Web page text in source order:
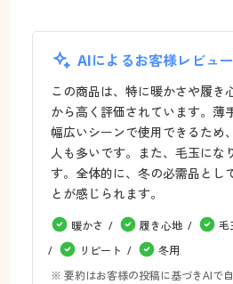
AIによるお客様レビュ
この商品は、特に暖かさや履き
から高く評価されています。薄
幅広いシーンで使用できるため
人も多いです。また、毛玉にな
す。全体的に、冬の必需品とし
とが感じられます。
暖かさ 履き心地
毛
リピート
冬用
※ 要約はお客様の投稿に基づきAIで